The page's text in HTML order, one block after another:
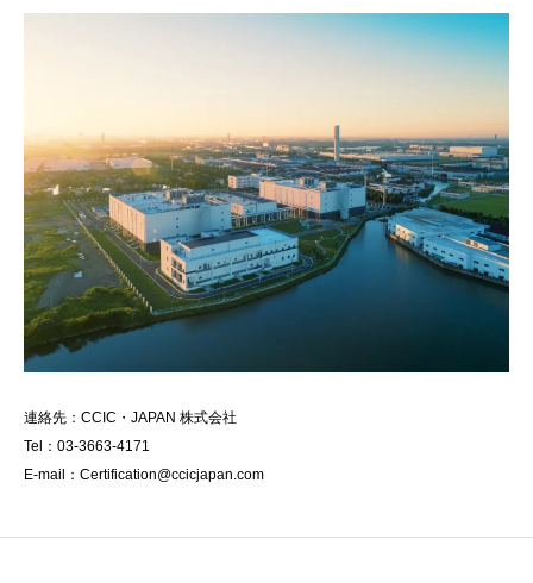
連絡先：CCIC・JAPAN 株式会社
Tel：03-3663-4171
E-mail：Certification@ccicjapan.com